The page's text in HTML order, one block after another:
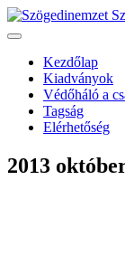
Kezdőlap
Kiadványok
Védőháló a
Tagság
Elérhetőség
2013